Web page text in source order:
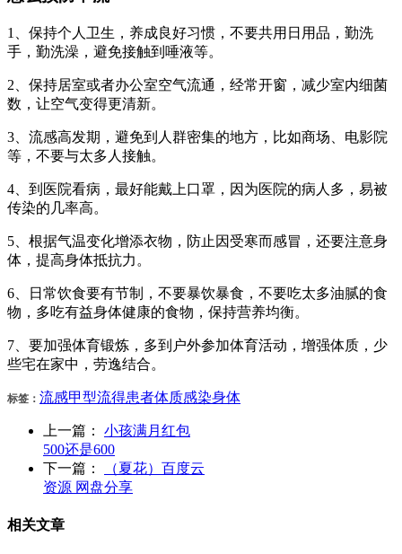
1、保持个人卫生，养成良好习惯，不要共用日用品，勤洗
手，勤洗澡，避免接触到唾液等。
2、保持居室或者办公室空气流通，经常开窗，减少室内细菌
数，让空气变得更清新。
3、流感高发期，避免到人群密集的地方，比如商场、电影院
等，不要与太多人接触。
4、到医院看病，最好能戴上口罩，因为医院的病人多，易被
传染的几率高。
5、根据气温变化增添衣物，防止因受寒而感冒，还要注意身
体，提高身体抵抗力。
6、日常饮食要有节制，不要暴饮暴食，不要吃太多油腻的食
物，多吃有益身体健康的食物，保持营养均衡。
7、要加强体育锻炼，多到户外参加体育活动，增强体质，少
些宅在家中，劳逸结合。
标签： 流感甲型流得患者体质感染身体
上一篇：
小孩满月红包
500还是600
下一篇：
（夏花）百度云
资源 网盘分享
相关文章